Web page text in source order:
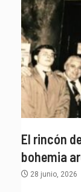
El rincón
bohemia
28 junio, 2026